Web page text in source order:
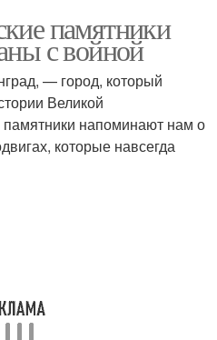
памятники
с войной
— город, который
Великой
напоминают нам о
которые навсегда